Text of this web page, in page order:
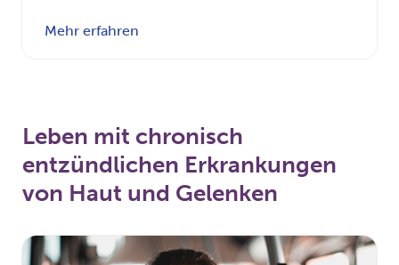
Mehr erfahren
Leben mit chronisch
entzündlichen Erkrankungen
von Haut und Gelenken